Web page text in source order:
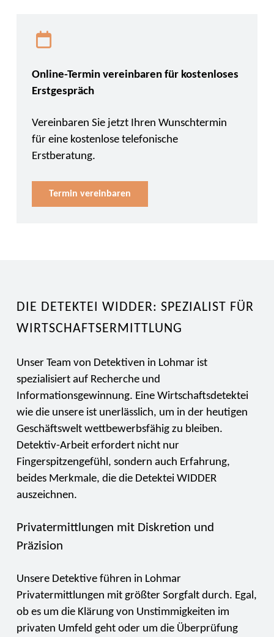
Online-Termin vereinbaren für kostenloses
Erstgespräch
Vereinbaren Sie jetzt Ihren Wunschtermin
für eine kostenlose telefonische
Erstberatung.
Termin vereinbaren
DIE DETEKTEI WIDDER: SPEZIALIST FÜR
WIRTSCHAFTSERMITTLUNG
Unser Team von Detektiven in Lohmar ist
spezialisiert auf Recherche und
Informationsgewinnung. Eine Wirtschaftsdetektei
wie die unsere ist unerlässlich, um in der heutigen
Geschäftswelt wettbewerbsfähig zu bleiben.
Detektiv-Arbeit erfordert nicht nur
Fingerspitzengefühl, sondern auch Erfahrung,
beides Merkmale, die die Detektei WIDDER
auszeichnen.
Privatermittlungen mit Diskretion und
Präzision
Unsere Detektive führen in Lohmar
Privatermittlungen mit größter Sorgfalt durch. Egal,
ob es um die Klärung von Unstimmigkeiten im
privaten Umfeld geht oder um die Überprüfung